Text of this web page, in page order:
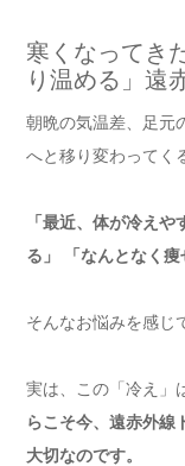
寒くなってき
り温める」遠
朝晩の気温差、足元
へと移り変わってく
「最近、体が冷え
る」 「なんとなく
そんなお悩みを感じ
実は、この「冷え」
らこそ今、遠赤外線
大切なのです。